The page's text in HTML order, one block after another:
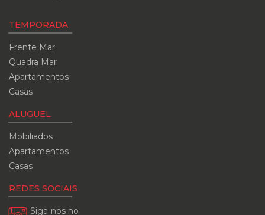
TEMPORADA
Frente Mar
Quadra Mar
Apartamentos
Casas
ALUGUEL
Mobiliados
Apartamentos
Casas
REDES SOCIAIS
Siga-nos no